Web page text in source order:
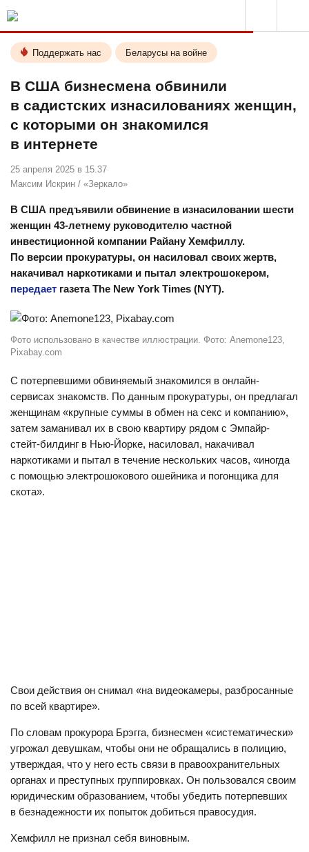
Поддержать нас Беларусы на войне
В США бизнесмена обвинили
в садистских изнасилованиях женщин,
с которыми он знакомился
в интернете
25 апреля 2025 в 15.37
Максим Искрин / «Зеркало»
В США предъявили обвинение в изнасиловании шести
женщин 43-летнему руководителю частной
инвестиционной компании Райану Хемфиллу.
По версии прокуратуры, он насиловал своих жертв,
накачивал наркотиками и пытал электрошокером,
передает газета The New York Times (NYT).
Фото использовано в качестве иллюстрации. Фото: Anemone123,
Pixabay.com
С потерпевшими обвиняемый знакомился в онлайн-
сервисах знакомств. По данным прокуратуры, он предлагал
женщинам «крупные суммы в обмен на секс и компанию»,
затем заманивал их в свою квартиру рядом с Эмпайр-
стейт-билдинг в Нью-Йорке, насиловал, накачивал
наркотиками и пытал в течение нескольких часов, «иногда
с помощью электрошокового ошейника и погонщика для
скота».
Свои действия он снимал «на видеокамеры, разбросанные
по всей квартире».
По словам прокурора Брэгга, бизнесмен «систематически»
угрожал девушкам, чтобы они не обращались в полицию,
утверждая, что у него есть связи в правоохранительных
органах и преступных группировках. Он пользовался своим
юридическим образованием, чтобы убедить потерпевших
в безнадежности их попыток добиться правосудия.
Хемфилл не признал себя виновным.